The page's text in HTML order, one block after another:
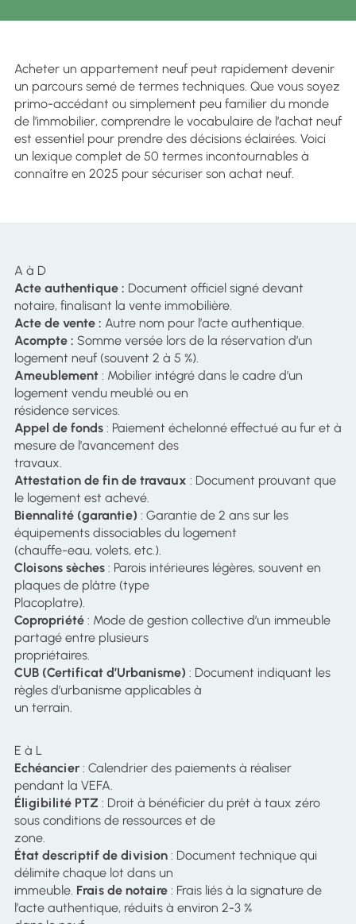
Acheter un appartement neuf peut rapidement devenir
un parcours semé de termes techniques. Que vous soyez
primo-accédant ou simplement peu familier du monde
de l’immobilier, comprendre le vocabulaire de l’achat neuf
est essentiel pour prendre des décisions éclairées. Voici
un lexique complet de 50 termes incontournables à
connaître en 2025 pour sécuriser son achat neuf.
A à D
Acte authentique : Document officiel signé devant
notaire, finalisant la vente immobilière.
Acte de vente : Autre nom pour l’acte authentique.
Acompte : Somme versée lors de la réservation d’un
logement neuf (souvent 2 à 5 %).
Ameublement: Mobilier intégré dans le cadre d’un
logement vendu meublé ou en
résidence services.
Appel de fonds: Paiement échelonné effectué au fur et à
mesure de l’avancement des
travaux.
Attestation de fin de travaux : Document prouvant que
le logement est achevé.
Biennalité (garantie) : Garantie de 2 ans sur les
équipements dissociables du logement
(chauffe-eau, volets, etc.).
Cloisons sèches: Parois intérieures légères, souvent en
plaques de plâtre (type
Placoplatre).
Copropriété: Mode de gestion collective d’un immeuble
partagé entre plusieurs
propriétaires.
CUB (Certificat d’Urbanisme) : Document indiquant les
règles d’urbanisme applicables à
un terrain.
E à L
Echéancier: Calendrier des paiements à réaliser
pendant la VEFA.
Éligibilité PTZ : Droit à bénéficier du prêt à taux zéro
sous conditions de ressources et de
zone.
État descriptif de division : Document technique qui
délimite chaque lot dans un
immeuble. Frais de notaire: Frais liés à la signature de
l’acte authentique, réduits à environ 2-3 %